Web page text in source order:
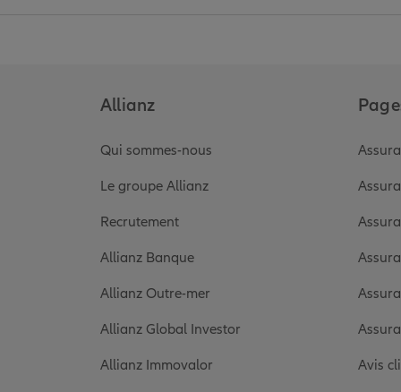
Allianz
Qui sommes-nous
Le groupe Allianz
Recrutement
Allianz Banque
Allianz Outre-mer
Allianz Global Investor
Allianz Immovalor
Avis